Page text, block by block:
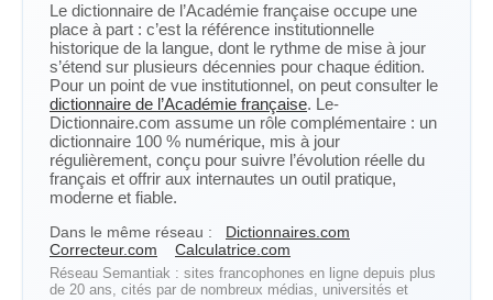
Le dictionnaire de l’Académie française occupe une
place à part : c’est la référence institutionnelle
historique de la langue, dont le rythme de mise à jour
s’étend sur plusieurs décennies pour chaque édition.
Pour un point de vue institutionnel, on peut consulter le
dictionnaire de l’Académie française. Le-
Dictionnaire.com assume un rôle complémentaire : un
dictionnaire 100 % numérique, mis à jour
régulièrement, conçu pour suivre l’évolution réelle du
français et offrir aux internautes un outil pratique,
moderne et fiable.
Dans le même réseau :
Dictionnaires.com
Correcteur.com
Calculatrice.com
Réseau Semantiak : sites francophones en ligne depuis plus
de 20 ans, cités par de nombreux médias, universités et